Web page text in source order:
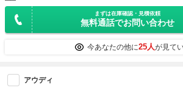
まずは在庫確認・見積依頼
無料通話でお問い合わせ
今あなたの他に25人が見て
アウディ